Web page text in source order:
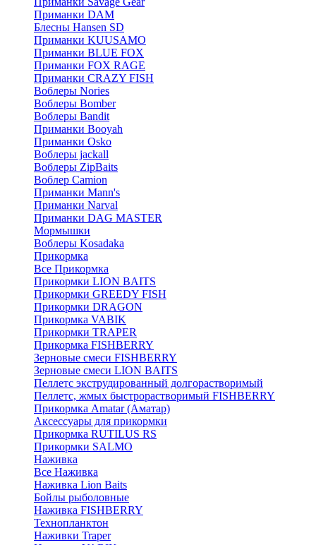
Приманки DAM
Блесны Hansen SD
Приманки KUUSAMO
Приманки BLUE FOX
Приманки FOX RAGE
Приманки CRAZY FISH
Воблеры Nories
Воблеры Bomber
Воблеры Bandit
Приманки Booyah
Приманки Osko
Воблеры jackall
Воблеры ZipBaits
Воблер Camion
Приманки Mann's
Приманки Narval
Приманки DAG MASTER
Мормышки
Воблеры Kosadaka
Прикормка
Все Прикормка
Прикормки LION BAITS
Прикормки GREEDY FISH
Прикормки DRAGON
Прикормка VABIK
Прикормки TRAPER
Прикормка FISHBERRY
Зерновые смеси FISHBERRY
Зерновые смеси LION BAITS
Пеллетс экструдированный долгорастворимый
Пеллетс, жмых быстрорастворимый FISHBERRY
Прикормка Amatar (Аматар)
Аксессуары для прикормки
Прикормка RUTILUS RS
Прикормки SALMO
Наживка
Все Наживка
Наживка Lion Baits
Бойлы рыболовные
Наживка FISHBERRY
Технопланктон
Наживки Traper